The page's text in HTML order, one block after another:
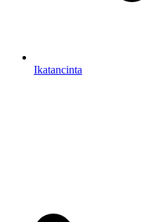
Ikatancinta